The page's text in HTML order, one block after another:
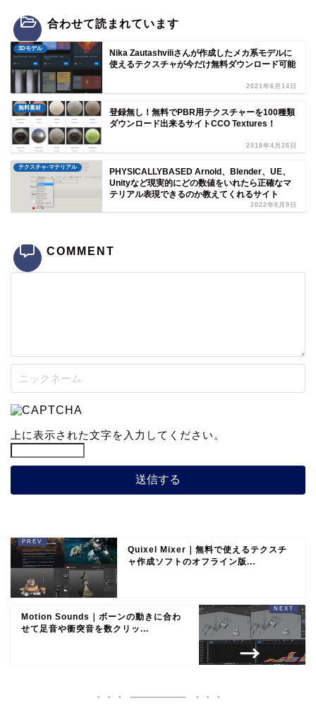
合わせて読まれています
3Dモデル
Nika Zautashviliさんが作成したメカ系モデルに
使えるテクスチャが今だけ無料ダウンロード可能
2021年6月14日
無料素材
登録無し！無料でPBR用テクスチャーを100種類
ダウンロード出来るサイトCCO Textures！
2018年4月26日
テクスチャ-マテリアル
PHYSICALLYBASED Arnold、Blender、UE、
Unityなど現実的にどの数値をいれたら正確なマ
テリアル表現できるのか教えてくれるサイト
2022年8月9日
COMMENT
上に表示された文字を入力してください。
Quixel Mixer｜無料で使えるテクスチ
ャ作成ソフトのオフライン版...
Motion Sounds｜ボーンの動きに合わ
せて足音や衝突音を数クリッ...